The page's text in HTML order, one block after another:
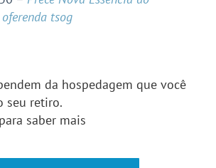
tsog
da hospedagem que você
seu retiro.
saber mais